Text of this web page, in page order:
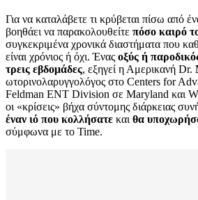
Για να καταλάβετε τι κρύβεται πίσω από
βοηθάει να παρακολουθείτε πόσο καιρό
συγκεκριμένα χρονικά διαστήματα που
είναι χρόνιος ή όχι. Ένας οξύς ή
τρεις εβδομάδες, εξηγεί η Αμερικανή Dr.
ωτορινολαρυγγολόγος στο Centers for
Feldman ENT Division σε Maryland και
οι «κρίσεις» βήχα σύντομης διάρκειας
έναν ιό που κολλήσατε και θα
σύμφωνα με το Time.